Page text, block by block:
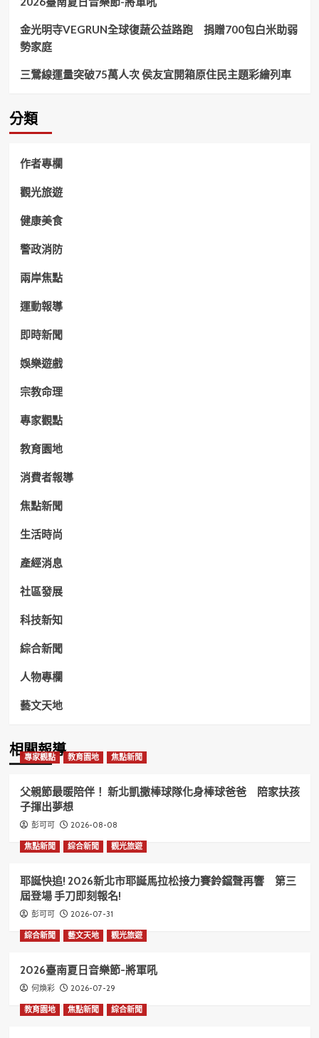
金光明寺VEGRUN全球復蔬公益路跑 捐贈700包白米助弱
勢家庭
三鶯線運量突破75萬人次 侯友宜開箱原住民主題彩繪列車
分類
作者專欄
觀光旅遊
健康美食
警政消防
兩岸焦點
運動報導
即時新聞
娛樂遊戲
宗教命理
專家觀點
教育園地
消費者報導
焦點新聞
生活時尚
產經消息
社區發展
科技新知
綜合新聞
人物專欄
藝文天地
相關報導
專家觀點 教育園地 焦點新聞
父親節最暖陪伴！ 新北凱撒棒球隊化身棒球爸爸 陪家扶孩
子揮出夢想
彭可可 2026-08-08
焦點新聞 綜合新聞 觀光旅遊
耶誕快追! 2026新北市耶誕馬拉松接力賽鈴鐺聲再響 第三
屆登場 手刀即刻報名!
彭可可 2026-07-31
綜合新聞 藝文天地 觀光旅遊
2026臺南夏日音樂節-將軍吼
何煥彩 2026-07-29
教育園地 焦點新聞 綜合新聞